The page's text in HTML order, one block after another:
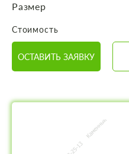
Размер
Стоимость
ОСТАВИТЬ ЗАЯВКУ